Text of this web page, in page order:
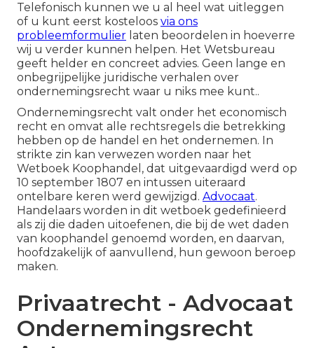
Telefonisch kunnen we u al heel wat uitleggen
of u kunt eerst kosteloos via ons
probleemformulier laten beoordelen in hoeverre
wij u verder kunnen helpen. Het Wetsbureau
geeft helder en concreet advies. Geen lange en
onbegrijpelijke juridische verhalen over
ondernemingsrecht waar u niks mee kunt..
Ondernemingsrecht valt onder het economisch
recht en omvat alle rechtsregels die betrekking
hebben op de handel en het ondernemen. In
strikte zin kan verwezen worden naar het
Wetboek Koophandel, dat uitgevaardigd werd op
10 september 1807 en intussen uiteraard
ontelbare keren werd gewijzigd. Advocaat.
Handelaars worden in dit wetboek gedefinieerd
als zij die daden uitoefenen, die bij de wet daden
van koophandel genoemd worden, en daarvan,
hoofdzakelijk of aanvullend, hun gewoon beroep
maken.
Privaatrecht - Advocaat
Ondernemingsrecht